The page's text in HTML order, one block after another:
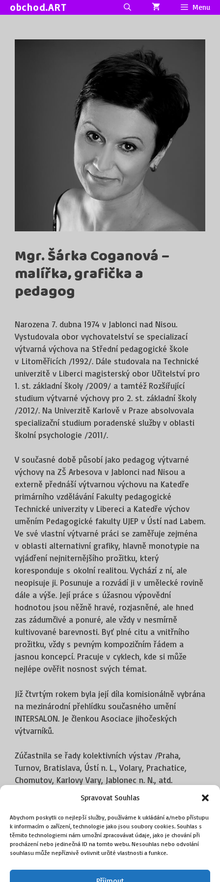
Spravovat Souhlas
Abychom poskytli co nejlepší služby, používáme k ukládání a/nebo přístupu
k informacím o zařízení, technologie jako jsou soubory cookies. Souhlas s
těmito technologiemi nám umožní zpracovávat údaje, jako je chování při
procházení nebo jedinečná ID na tomto webu. Nesouhlas nebo odvolání
souhlasu může nepříznivě ovlivnit určité vlastnosti a funkce.
Přeskočit
na
obchod.ART Menu
Mgr. Šárka Coganová –
malířka, grafička a
pedagog
Narozena 7. dubna 1974 v Jablonci nad Nisou.
Vystudovala obor vychovatelství se specializací
výtvarná výchova na Střední pedagogické škole
v Litoměřicích /1992/. Dále studovala na Technické
univerzitě v Liberci magisterský obor Učitelství pro
1. st. základní školy /2009/ a tamtéž Rozšiřující
studium výtvarné výchovy pro 2. st. základní školy
/2012/. Na Univerzitě Karlově v Praze absolvovala
specializační studium poradenské služby v oblasti
školní psychologie /2011/.
V současné době působí jako pedagog výtvarné
výchovy na ZŠ Arbesova v Jablonci nad Nisou a
externě přednáší výtvarnou výchovu na Katedře
primárního vzdělávání Fakulty pedagogické
Technické univerzity v Libereci a Katedře výchov
uměním Pedagogické fakulty UJEP v Ústí nad Labem.
Ve své vlastní výtvarné práci se zaměřuje zejména
v oblasti alternativní grafiky, hlavně monotypie na
vyjádření nejniternějšího prožitku, který
koresponduje s okolní realitou. Vychází z ní, ale
neopisuje ji. Posunuje a rozvádí ji v umělecké rovině
dále a výše. Její práce s úžasnou výpovědní
hodnotou jsou něžně hravé, rozjasněné, ale hned
zas zádumčivé a ponuré, ale vždy v nesmírně
kultivované barevnosti. Byť plné citu a vnitřního
prožitku, vždy s pevným kompozičním řádem a
jasnou koncepcí. Pracuje v cyklech, kde si může
nejlépe ověřit nosnost svých témat.
Již čtvrtým rokem byla její díla komisionálně vybrána
na mezinárodní přehlídku současného umění
INTERSALON. Je členkou Asociace jihočeských
výtvarníků.
Zúčastnila se řady kolektivních výstav /Praha,
Turnov, Bratislava, Ústí n. L., Volary, Prachatice,
Chomutov, Karlovy Vary, Jablonec n. N., atd.
Uspořádala samostatné výstavy v německém
Passau, Liberci, Jablonci n. N., Volarech, Chomutově,
Plané nad Lužnicí, Karlových Varech, Ústí na Labem
atd.